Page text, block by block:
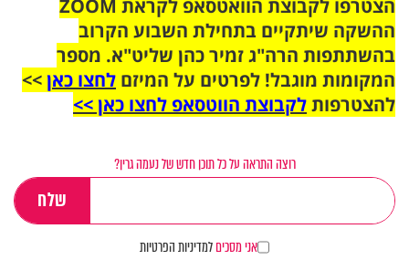
הצטרפו לקבוצת הוואטסאפ לקראת ZOOM
ההשקה שיתקיים בתחילת השבוע הקרוב
בהשתתפות הרה"ג זמיר כהן שליט"א. מספר
המקומות מוגבל! לפרטים על המיזם לחצו כאן>>
להצטרפותלקבוצת הווטסאפ לחצו כאן >>
רוצה התראה על כל תוכן חדש של נעמה גרין?
אני מסכיםלמדיניות הפרטיות